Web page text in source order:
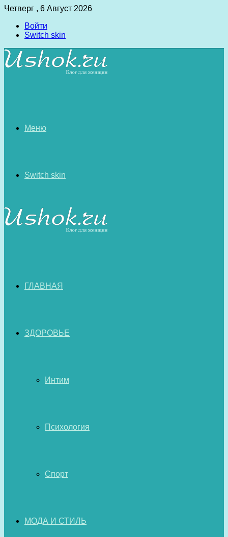
Четверг , 6 Август 2026
Войти
Switch skin
Меню
Switch skin
ГЛАВНАЯ
ЗДОРОВЬЕ
Интим
Психология
Спорт
МОДА И СТИЛЬ